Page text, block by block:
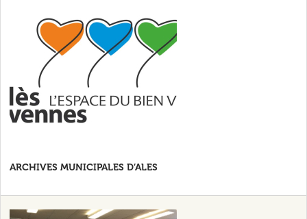
ARCHIVES MUNICIPALES D’ALES